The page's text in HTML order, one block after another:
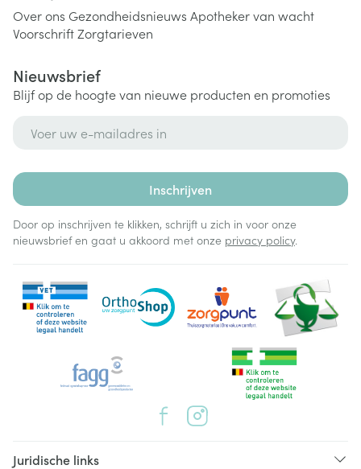
Over ons Gezondheidsnieuws Apotheker van wacht
VoorschriftZorgtarieven
Nieuwsbrief
Blijf op de hoogte van nieuwe producten en promoties
Inschrijven
Door op inschrijven te klikken, schrijft u zich in voor onze
nieuwsbrief en gaat u akkoord met onze privacy policy.
Juridische links